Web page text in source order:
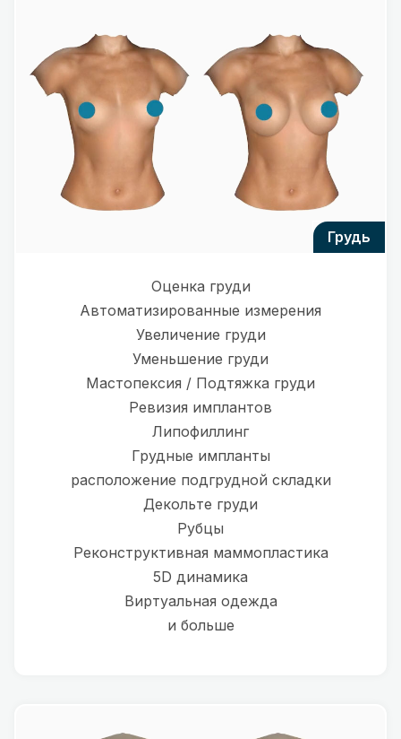
грудь
Оценка груди
Автоматизированные измерения
Увеличение груди
Уменьшение груди
Мастопексия / Подтяжка груди
Ревизия имплантов
Липофиллинг
Грудные импланты
расположение подгрудной складки
Декольте груди
Рубцы
Реконструктивная маммопластика
5D динамика
Виртуальная одежда
и больше